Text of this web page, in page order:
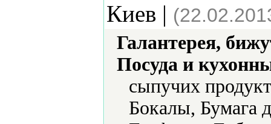
Киев |
Галантерея,
Посуда и
сыпучих
Бокалы, Бумага